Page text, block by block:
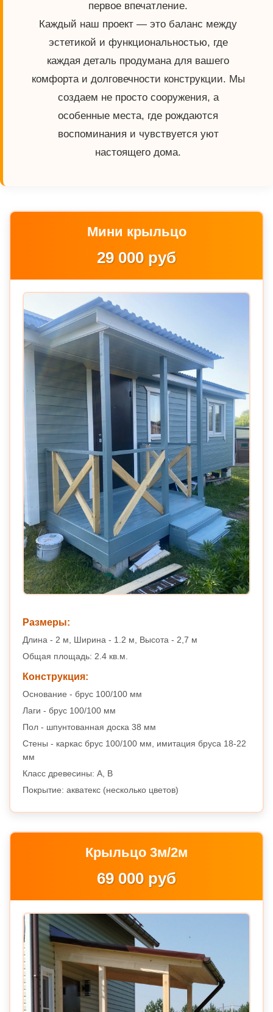
первое впечатление.
Каждый наш проект — это баланс между
эстетикой и функциональностью, где
каждая деталь продумана для вашего
комфорта и долговечности конструкции. Мы
создаем не просто сооружения, а
особенные места, где рождаются
воспоминания и чувствуется уют
настоящего дома.
Мини крыльцо
29 000 руб
Размеры:
Длина - 2 м, Ширина - 1.2 м, Высота - 2,7 м
Общая площадь: 2.4 кв.м.
Конструкция:
Основание - брус 100/100 мм
Лаги - брус 100/100 мм
Пол - шпунтованная доска 38 мм
Стены - каркас брус 100/100 мм, имитация бруса 18-22
мм
Класс древесины: A, B
Покрытие: акватекс (несколько цветов)
Крыльцо 3м/2м
69 000 руб